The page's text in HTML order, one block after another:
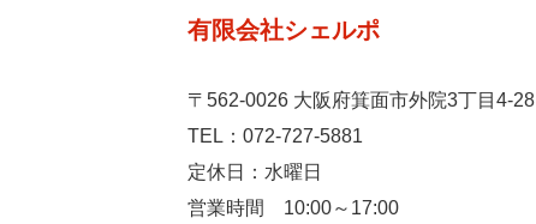
有限会社シェルポ
〒562-0026 大阪府箕面市外院3丁目4-28
TEL：072-727-5881
定休日：水曜日
営業時間 10:00～17:00